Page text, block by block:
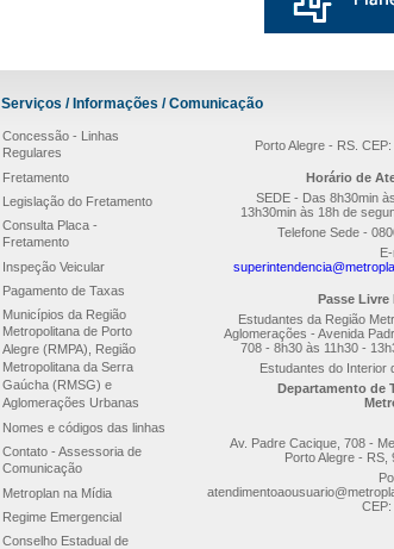
Serviços / Informações / Comunicação
Concessão - Linhas
Regulares
Fretamento
Legislação do Fretamento
Consulta Placa -
Fretamento
Inspeção Veicular
Pagamento de Taxas
Municípios da Região
Metropolitana de Porto
Alegre (RMPA), Região
Metropolitana da Serra
Gaúcha (RMSG) e
Aglomerações Urbanas
Nomes e códigos das linhas
Contato - Assessoria de
Comunicação
Metroplan na Mídia
Regime Emergencial
Conselho Estadual de
Porto Alegre - RS.
Horário de
SEDE - Das 8h30min
13h30min às 18h de
Telefone Sede -
Passe
Estudantes da Região
Aglomerações - Avenida
708 - 8h30 às 11h30 -
Estudantes do Interior
Departamento de
Av. Padre Cacique, 708 -
Porto Alegre - RS,